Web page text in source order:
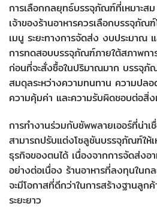
การเลือกกลยุทธ์บรรจุภัณฑ์ที่เหมาะสม
เจ้าของร้านอาหารควรเลือกบรรจุภัณ
เมนู ระยะทางการจัดส่ง งบประมา
การทดสอบบรรจุภัณฑ์ภายใต้สภาพก
ก่อนที่จะสั่งซื้อในปริมาณมาก บรรจุ
สมดุลระหว่างความทนทาน ความปล
ความคุ้มค่า และความรับผิดชอบต่อสิ่
การทำงานร่วมกับซัพพลายเออร์ที่น่าเ
สามารถปรับแต่งโซลูชันบรรจุภัณฑ์ให้เ
ธุรกิจของตนได้ เนื่องจากการจัดส่งอ
อย่างต่อเนื่อง ร้านอาหารที่ลงทุนใน
จะมีโอกาสที่ดีกว่าในการสร้างฐานลูก
ระยะยาว